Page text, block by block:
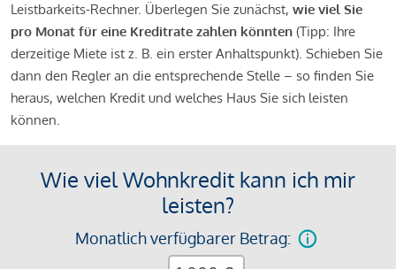
Leistbarkeits-Rechner. Überlegen Sie zunächst, wie viel Sie
pro Monat für eine Kreditrate zahlen könnten (Tipp: Ihre
derzeitige Miete ist z. B. ein erster Anhaltspunkt). Schieben Sie
dann den Regler an die entsprechende Stelle – so finden Sie
heraus, welchen Kredit und welches Haus Sie sich leisten
können.
Wie viel Wohnkredit kann ich mir
leisten?
Monatlich verfügbarer Betrag: